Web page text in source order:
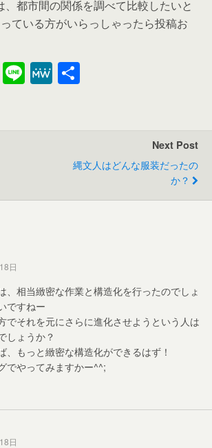
、都市間の関係を調べて比較したいと
ている方がいらっしゃったら投稿お
E
m
Li
n
M
e
Next Post
縄文人はどんな服装だったの
か？
日
、相当緻密な作業と構造化を行ったのでしょ
ですねー
でそれを元にさらに進化させようという人は
しょうか？
、もっと緻密な構造化ができるはず！
でやってみますかー^^;
日